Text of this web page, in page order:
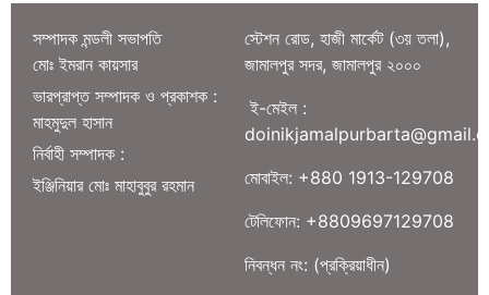
সম্পাদক মন্ডলী সভাপতি
মোঃ ইমরান কায়সার
ভারপ্রাপ্ত সম্পাদক ও প্রকাশক :
মাহমুদুল হাসান
নির্বাহী সম্পাদক :
ইঞ্জিনিয়ার মোঃ মাহাবুবুর রহমান
স্টেশন রোড, হাজী মার্কেট (৩য় তলা),
জামালপুর সদর, জামালপুর ২০০০
ই-মেইল :
মোবাইল: +880 1913-129708
টেলিফোন: +8809697129708
নিবন্ধন নং: (প্রক্রিয়াধীন)